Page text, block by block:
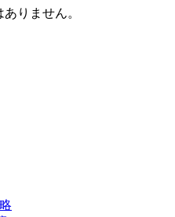
りません。